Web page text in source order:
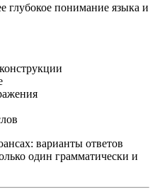
глубокое понимание языка и
варианты ответов
один грамматически и